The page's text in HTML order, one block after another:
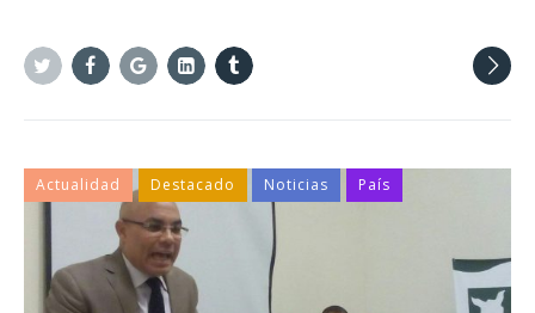
Actualidad Destacado Noticias País